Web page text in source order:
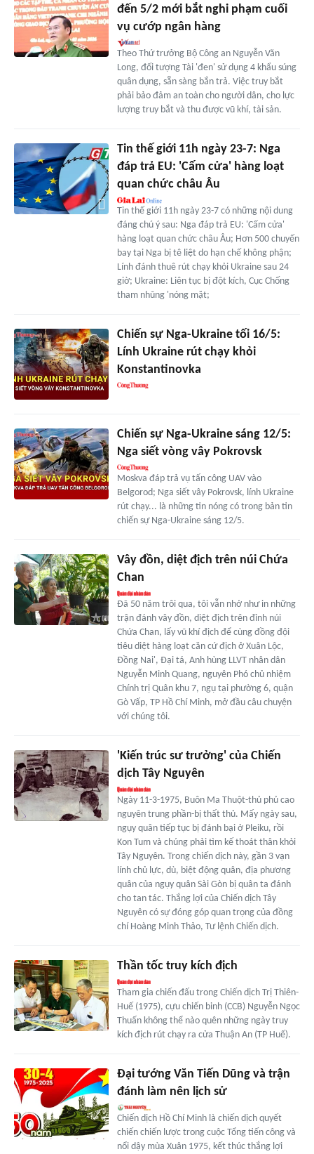
đến 5/2 mới bắt nghi phạm cuối
vụ cướp ngân hàng
Theo Thứ trưởng Bộ Công an Nguyễn Văn
Long, đối tượng Tài 'đen' sử dụng 4 khẩu súng
quân dụng, sẵn sàng bắn trả. Việc truy bắt
phải bảo đảm an toàn cho người dân, cho lực
lượng truy bắt và thu được vũ khí, tài sản.
Tin thế giới 11h ngày 23-7: Nga
đáp trả EU: 'Cấm cửa' hàng loạt
quan chức châu Âu
Tin thế giới 11h ngày 23-7 có những nội dung
đáng chú ý sau: Nga đáp trả EU: 'Cấm cửa'
hàng loạt quan chức châu Âu; Hơn 500 chuyến
bay tại Nga bị tê liệt do hạn chế không phận;
Lính đánh thuê rút chạy khỏi Ukraine sau 24
giờ; Ukraine: Liên tục bị đột kích, Cục Chống
tham nhũng 'nóng mặt;
Chiến sự Nga-Ukraine tối 16/5:
Lính Ukraine rút chạy khỏi
Konstantinovka
Chiến sự Nga-Ukraine sáng 12/5:
Nga siết vòng vây Pokrovsk
Moskva đáp trả vụ tấn công UAV vào
Belgorod; Nga siết vây Pokrovsk, lính Ukraine
rút chạy... là những tin nóng có trong bản tin
chiến sự Nga-Ukraine sáng 12/5.
Vây đồn, diệt địch trên núi Chứa
Chan
Đã 50 năm trôi qua, tôi vẫn nhớ như in những
trận đánh vây đồn, diệt địch trên đỉnh núi
Chứa Chan, lấy vũ khí địch để cùng đồng đội
tiêu diệt hàng loạt căn cứ địch ở Xuân Lộc,
Đồng Nai', Đại tá, Anh hùng LLVT nhân dân
Nguyễn Minh Quang, nguyên Phó chủ nhiệm
Chính trị Quân khu 7, ngụ tại phường 6, quận
Gò Vấp, TP Hồ Chí Minh, mở đầu câu chuyện
với chúng tôi.
'Kiến trúc sư trưởng' của Chiến
dịch Tây Nguyên
Ngày 11-3-1975, Buôn Ma Thuột-thủ phủ cao
nguyên trung phần-bị thất thủ. Mấy ngày sau,
ngụy quân tiếp tục bị đánh bại ở Pleiku, rồi
Kon Tum và chúng phải tìm kế thoát thân khỏi
Tây Nguyên. Trong chiến dịch này, gần 3 vạn
lính chủ lực, dù, biệt động quân, địa phương
quân của ngụy quân Sài Gòn bị quân ta đánh
cho tan tác. Thắng lợi của Chiến dịch Tây
Nguyên có sự đóng góp quan trọng của đồng
chí Hoàng Minh Thảo, Tư lệnh Chiến dịch.
Thần tốc truy kích địch
Tham gia chiến đấu trong Chiến dịch Trị Thiên-
Huế (1975), cựu chiến binh (CCB) Nguyễn Ngọc
Thuấn không thể nào quên những ngày truy
kích địch rút chạy ra cửa Thuận An (TP Huế).
Đại tướng Văn Tiến Dũng và trận
đánh làm nên lịch sử
Chiến dịch Hồ Chí Minh là chiến dịch quyết
chiến chiến lược trong cuộc Tổng tiến công và
nổi dậy mùa Xuân 1975, kết thúc thắng lợi